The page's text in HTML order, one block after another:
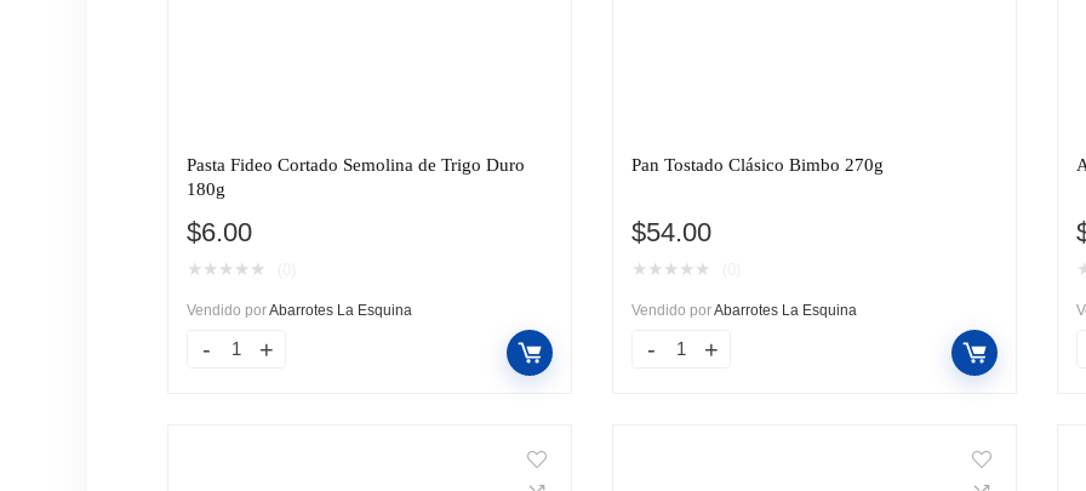
Pasta Fideo Cortado Semolina de Trigo Duro
180g
$6.00
★ ★ ★ ★ ★
Vendido porAbarrotes La Esquina
Pan Tostado Clásico Bimbo 270g
$54.00
★ ★ ★ ★ ★
Vendido porAbarrotes La Esquina